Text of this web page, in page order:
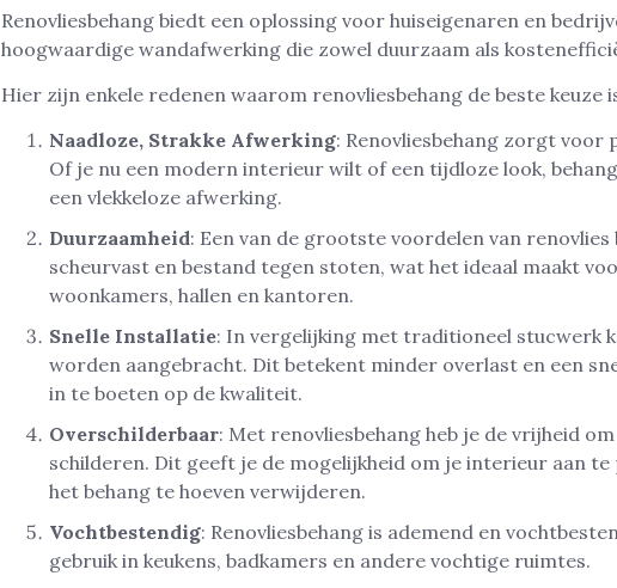
Renovliesbehang biedt een oplossing voor huiseigenaren en
hoogwaardige wandafwerking die zowel duurzaam als
Hier zijn enkele redenen waarom renovliesbehang de beste
Naadloze, Strakke Afwerking: Renovliesbehang zorgt voor
Of je nu een modern interieur wilt of een tijdloze look,
een vlekkeloze afwerking.
Duurzaamheid: Een van de grootste voordelen van renovlies
scheurvast en bestand tegen stoten, wat het ideaal maakt
woonkamers, hallen en kantoren.
Snelle Installatie: In vergelijking met traditioneel stucwerk
worden aangebracht. Dit betekent minder overlast en een
in te boeten op de kwaliteit.
Overschilderbaar: Met renovliesbehang heb je de vrijheid
schilderen. Dit geeft je de mogelijkheid om je interieur aan
het behang te hoeven verwijderen.
Vochtbestendig: Renovliesbehang is ademend en
gebruik in keukens, badkamers en andere vochtige ruimtes.